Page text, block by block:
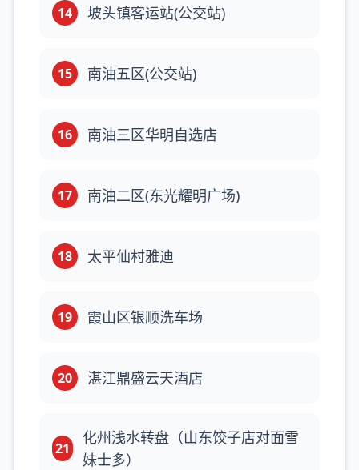
14 坡头镇客运站(公交站)
15 南油五区(公交站)
16 南油三区华明自选店
17 南油二区(东光耀明广场)
18 太平仙村雅迪
19 霞山区银顺洗车场
20 湛江鼎盛云天酒店
21
化州浅水转盘（山东饺子店对面雪
妹士多）